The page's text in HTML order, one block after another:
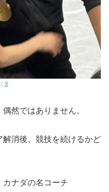
X
然ではありません。
消後、競技を続けるかど
カナダの名コーチ